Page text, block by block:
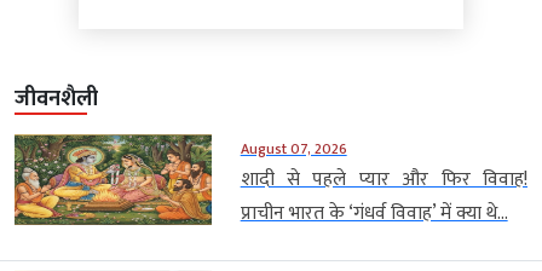
जीवनशैली
August 07, 2026
शादी से पहले प्यार और फिर विवाह!
प्राचीन भारत के ‘गंधर्व विवाह’ में क्या थे...